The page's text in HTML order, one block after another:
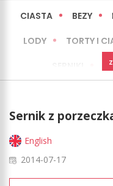
CIASTA BEZY
LODY TORTY I
LŻEJSZE /
Sernik z
English
2014-07-17